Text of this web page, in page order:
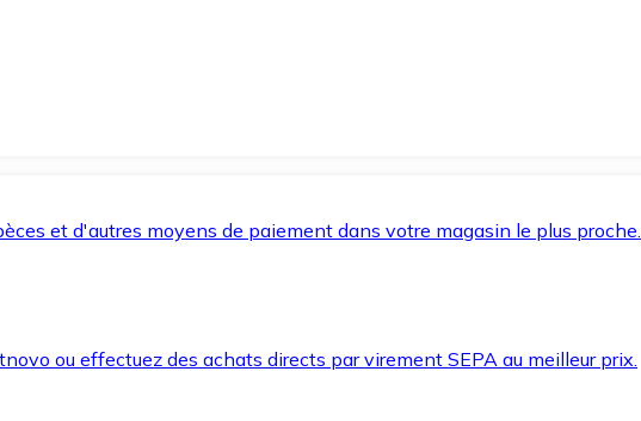
et d'autres moyens de paiement dans votre magasin le plus proche.
ou effectuez des achats directs par virement SEPA au meilleur prix.